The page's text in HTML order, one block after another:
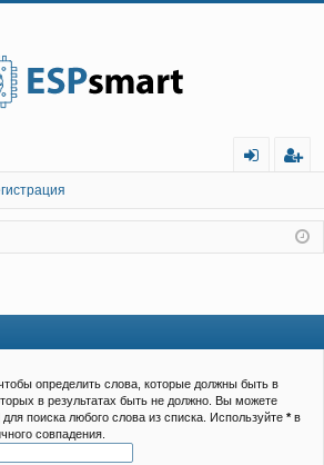
д
ис
тр
гистрация
чтобы определить слова, которые должны быть в
в результатах быть не должно. Вы можете
для поиска любого слова из списка. Используйте *в
совпадения.